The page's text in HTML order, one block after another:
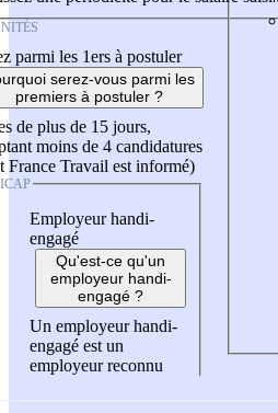
parmi les 1ers à postuler
serez-vous parmi les
premiers à postuler ?
de plus de 15 jours,
moins de 4 candidatures
France Travail est informé)
Employeur handi-
engagé
Qu'est-ce qu'un
employeur handi-
engagé ?
Un employeur handi-
engagé est un
employeur reconnu